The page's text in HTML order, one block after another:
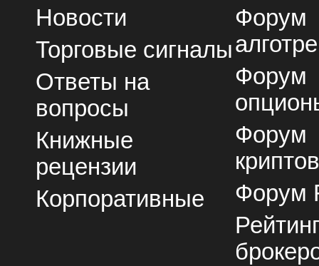
Новости
Торговые сигналы
Ответы на
вопросы
Книжные
рецензии
Корпоративные
Форум
Форум
Форум
Форум